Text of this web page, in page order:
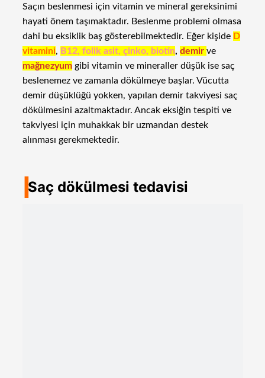
Saçın beslenmesi için vitamin ve mineral gereksinimi
hayati önem taşımaktadır. Beslenme problemi olmasa
dahi bu eksiklik baş gösterebilmektedir. Eğer kişide D
vitamini, B12, folik asit, çinko, biotin, demir ve
mağnezyumgibi vitamin ve mineraller düşük ise saç
beslenemez ve zamanla dökülmeye başlar. Vücutta
demir düşüklüğü yokken, yapılan demir takviyesi saç
dökülmesini azaltmaktadır. Ancak eksiğin tespiti ve
takviyesi için muhakkak bir uzmandan destek
alınması gerekmektedir.
ISaç dökülmesi tedavisi